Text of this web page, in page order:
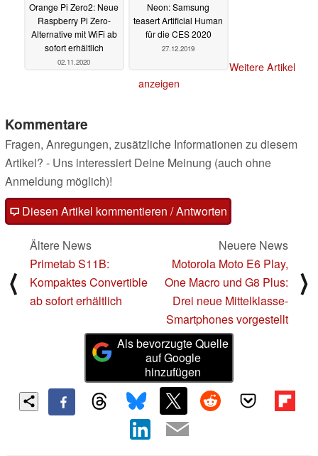
Orange Pi Zero2: Neue
Raspberry Pi Zero-
Alternative mit WiFi ab
sofort erhältlich
02.11.2020
Neon: Samsung
teasert Artificial Human
für die CES 2020
27.12.2019
Weitere Artikel
anzeigen
Kommentare
Fragen, Anregungen, zusätzliche Informationen zu diesem
Artikel? - Uns interessiert Deine Meinung (auch ohne
Anmeldung möglich)!
Diesen Artikel kommentieren / Antworten
⟨
Ältere News
Primetab S11B:
Kompaktes Convertible
ab sofort erhältlich
Neuere News
Motorola Moto E6 Play,
One Macro und G8 Plus:
Drei neue Mittelklasse-
Smartphones vorgestellt
⟩
Als bevorzugte Quelle
auf Google
hinzufügen